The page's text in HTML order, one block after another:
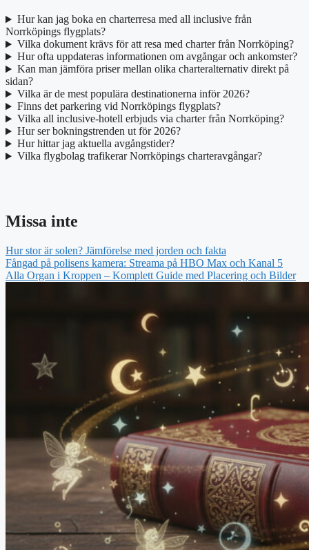
Hur kan jag boka en charterresa med all inclusive från
Norrköpings flygplats?
Vilka dokument krävs för att resa med charter från Norrköping?
Hur ofta uppdateras informationen om avgångar och ankomster?
Kan man jämföra priser mellan olika charteralternativ direkt på
sidan?
Vilka är de mest populära destinationerna inför 2026?
Finns det parkering vid Norrköpings flygplats?
Vilka all inclusive-hotell erbjuds via charter från Norrköping?
Hur ser bokningstrenden ut för 2026?
Hur hittar jag aktuella avgångstider?
Vilka flygbolag trafikerar Norrköpings charteravgångar?
Missa inte
Hur stor är solen? Jämförelse med jorden och fakta
Fångad på polisens kamera: Streama på HBO Max och Kanal 5
Alla Organ i Kroppen – Komplett Guide med Placering och Bilder